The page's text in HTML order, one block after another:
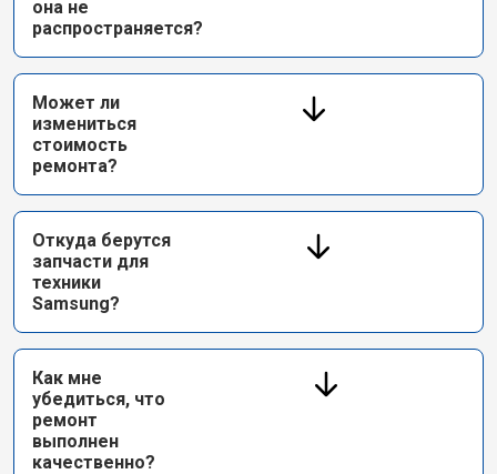
она не
распространяется?
Может ли
измениться
стоимость
ремонта?
Откуда берутся
запчасти для
техники
Samsung?
Как мне
убедиться, что
ремонт
выполнен
качественно?